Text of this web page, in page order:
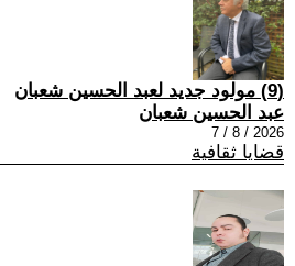
(9) مولود جديد لعبد الحسين شعبان
عبد الحسين شعبان
2026 / 8 / 7
قضايا ثقافية